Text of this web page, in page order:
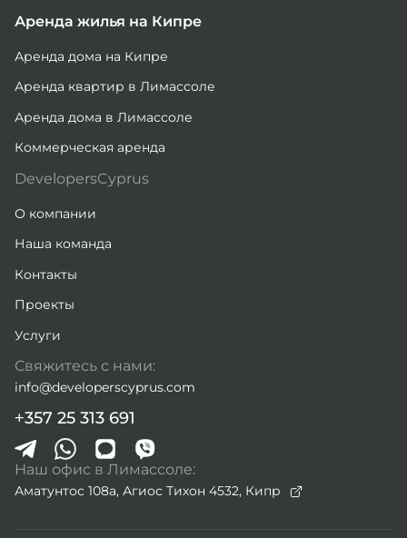
Аренда жилья на Кипре
Аренда дома на Кипре
Аренда квартир в Лимассоле
Аренда дома в Лимассоле
Коммерческая аренда
DevelopersCyprus
О компании
Наша команда
Контакты
Проекты
Услуги
Свяжитесь с нами:
info@developerscyprus.com
+357 25 313 691
Наш офис в Лимассоле:
Аматунтос 108а, Агиос Тихон 4532, Кипр